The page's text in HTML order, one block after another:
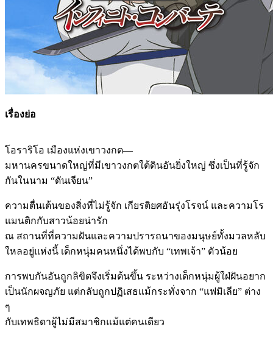
เรื่องย่อ
โอราริโอ เมืองแห่งเขาวงกต—
มหานครขนาดใหญ่ที่มีเขาวงกตใต้ดินอันยิ่งใหญ่ ซึ่งเป็นที่รู้จัก
กันในนาม “ดันเจียน”
ความตื่นเต้นของสิ่งที่ไม่รู้จัก เกียรติยศอันรุ่งโรจน์ และความโร
แมนติกกับสาวน้อยน่ารัก
ณ สถานที่ที่ความฝันและความปรารถนาของมนุษย์ทั้งมวลหลับ
ใหลอยู่แห่งนี้ เด็กหนุ่มคนหนึ่งได้พบกับ “เทพเจ้า” ตัวน้อย
การพบกันอันถูกลิขิตจึงเริ่มต้นขึ้น ระหว่างเด็กหนุ่มผู้ใฝ่ฝันอยาก
เป็นนักผจญภัย แต่กลับถูกปฏิเสธแม้กระทั่งจาก “แฟมิเลีย” ต่าง
ๆ
กับเทพธิดาผู้ไม่มีสมาชิกแม้แต่คนเดียว